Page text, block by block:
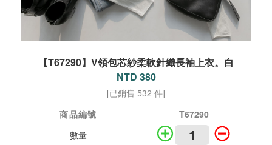
【T67290】V領包芯紗柔軟針織長袖上衣。白
NTD 380
[已銷售 532 件]
商品編號
T67290
數量